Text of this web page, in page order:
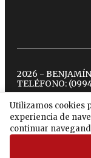
Utilizamos cookies
experiencia de
continuar
2026 -
TELÉFONO:
twitter